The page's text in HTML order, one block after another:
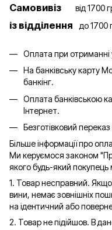
Самовивіз від 1700
із відділення до 1700
Оплата при отриманні
На банківську карту
банкінг.
Оплата банківською
Інтернет.
Безготівковий
Більше інформації про
Ми керуємося законом
якого будь-який
1. Товар несправний.
вини, немає зовнішніх
на ідентичний або
2. Товар не підійшов. В